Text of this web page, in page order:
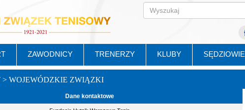
ZAWODNICY TRENERZY KLUBY SĘDZIOWIE
> WOJEWÓDZKIE ZWIĄZKI
Dane kontaktowe